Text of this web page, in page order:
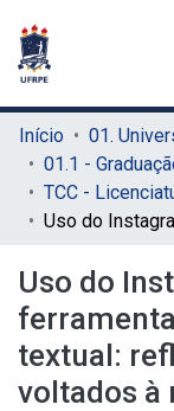
Início
01.1 -
Uso do
textual:
voltados à